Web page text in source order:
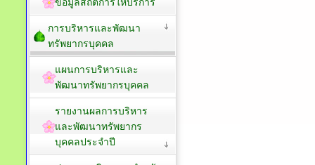
การบริหารและพัฒนา
ทรัพยากรบุคคล
แผนการบริหารและ
พัฒนาทรัพยากรบุคคล
รายงานผลการบริหาร
และพัฒนาทรัพยากร
บุคคลประจำปี